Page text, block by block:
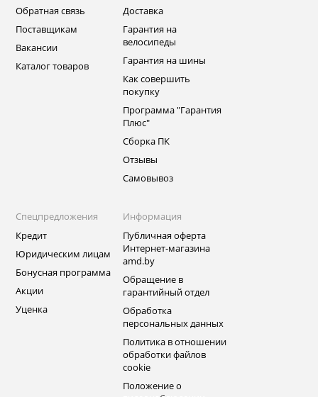
Обратная связь
Поставщикам
Вакансии
Каталог товаров
Доставка
Гарантия на
велосипеды
Гарантия на шины
Как совершить
покупку
Программа "Гарантия
Плюс"
Сборка ПК
Отзывы
Самовывоз
Спецпредложения
Кредит
Юридическим лицам
Бонусная программа
Акции
Уценка
Информация
Публичная оферта
Интернет-магазина
amd.by
Обращение в
гарантийный отдел
Обработка
персональных данных
Политика в отношении
обработки файлов
cookie
Положение о